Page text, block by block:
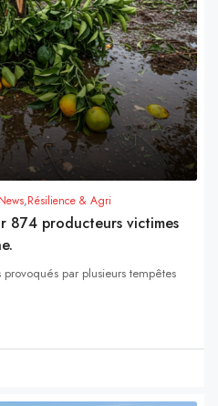
,Résilience & Agri
874 producteurs victimes
par plusieurs tempêtes